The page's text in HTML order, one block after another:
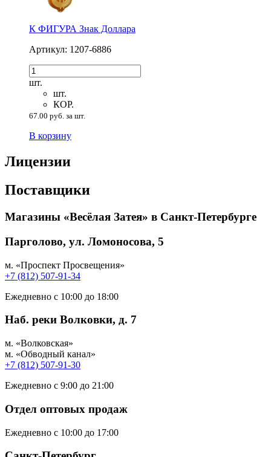
К ФИГУРА Знак Доллара
Артикул: 1207-6886
шт.
шт.
КОР.
67.00 руб. за шт.
В корзину
Лицензии
Поставщики
Магазины «Весёлая Затея» в Санкт-Петербурге
Парголово, ул. Ломоносова, 5
м. «Проспект Просвещения»
+7 (812) 507-91-34
Ежедневно с 10:00 до 18:00
Наб. реки Волковки, д. 7
м. «Волковская»
м. «Обводный канал»
+7 (812) 507-91-30
Ежедневно с 9:00 до 21:00
Отдел оптовых продаж
Ежедневно с 10:00 до 17:00